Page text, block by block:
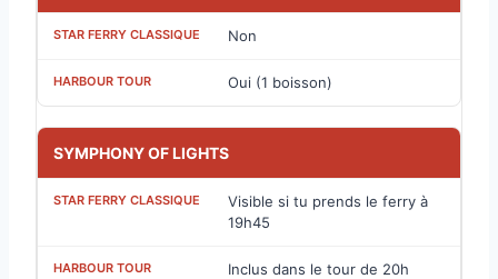
Non
Oui (1 boisson)
SYMPHONY OF LIGHTS
Visible si tu prends le ferry à
19h45
Inclus dans le tour de 20h